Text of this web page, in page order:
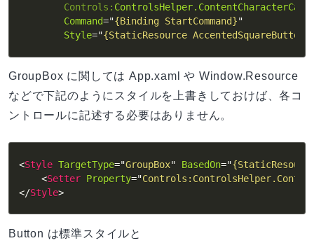
Controls:
Command="{Binding StartCommand}"
Style="{StaticResource
GroupBox に関しては App.xaml や Window.Resource
などで下記のようにスタイルを上書きしておけば、各コ
ントロールに記述する必要はありません。
<Style TargetType="GroupBox" BasedOn="
<Setter Property="
</Style>
Button は標準スタイルと